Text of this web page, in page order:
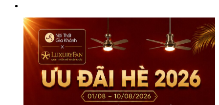
Trọng
BTG02-
C87
Dát
Vàng
Họa